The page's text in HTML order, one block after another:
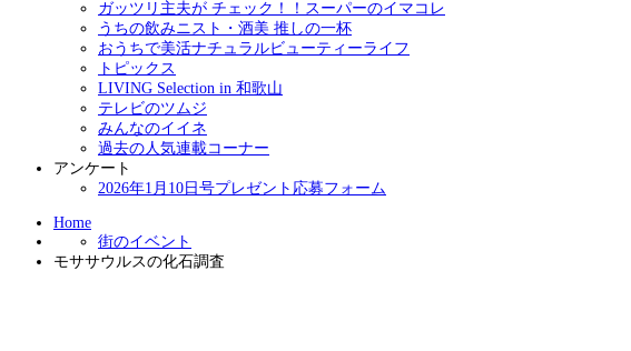
ガッツリ主夫が チェック！！スーパーのイマコレ
うちの飲みニスト・酒美 推しの一杯
おうちで美活ナチュラルビューティーライフ
トピックス
LIVING Selection in 和歌山
テレビのツムジ
みんなのイイネ
過去の人気連載コーナー
アンケート
2026年1月10日号プレゼント応募フォーム
Home
街のイベント
モササウルスの化石調査